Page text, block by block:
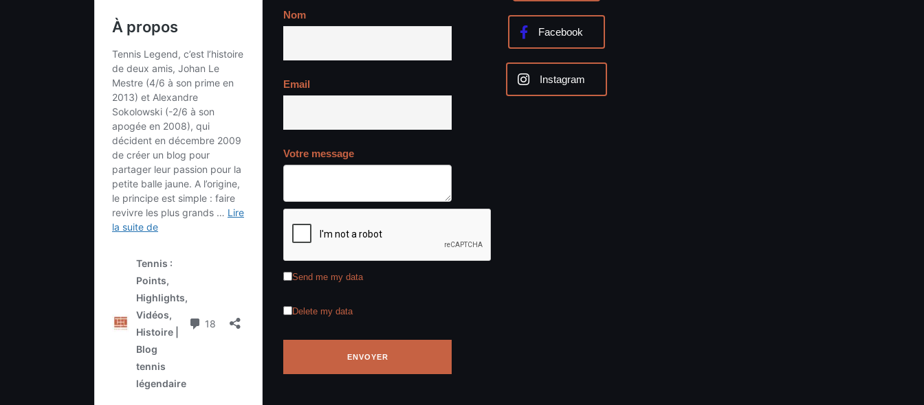
Nom
Email
Votre message
Send me my data
Delete my data
Facebook
Instagram